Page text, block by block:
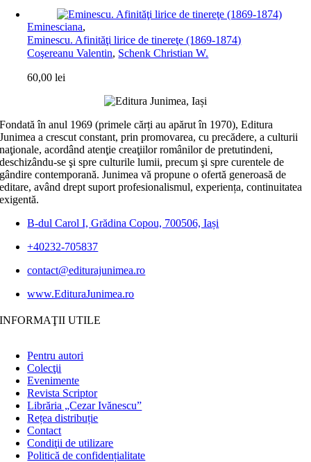
Eminesciana,
Eminescu. Afinităţi lirice de tinereţe (1869-1874)
Coşereanu Valentin, Schenk Christian W.
60,00lei
Fondată în anul 1969 (primele cărți au apărut în 1970), Editura
Junimea a crescut constant, prin promovarea, cu precădere, a culturii
naţionale, acordând atenţie creaţiilor românilor de pretutindeni,
deschizându-se şi spre culturile lumii, precum şi spre curentele de
gândire contemporană. Junimea vă propune o ofertă generoasă de
editare, având drept suport profesionalismul, experiența, continuitatea
exigentă.
B-dul Carol I, Grădina Copou, 700506, Iași
+40232-705837
contact@editurajunimea.ro
www.EdituraJunimea.ro
INFORMAŢII UTILE
Pentru autori
Colecţii
Evenimente
Revista Scriptor
Librăria „Cezar Ivănescu”
Rețea distribuție
Contact
Condiţii de utilizare
Politică de confidențialitate